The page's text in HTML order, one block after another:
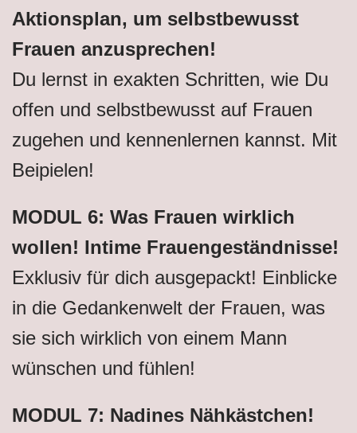
Aktionsplan, um selbstbewusst
Frauen anzusprechen!
Du lernst in exakten Schritten, wie Du
offen und selbstbewusst auf Frauen
zugehen und kennenlernen kannst. Mit
Beipielen!
MODUL 6: Was Frauen wirklich
wollen! Intime Frauengeständnisse!
Exklusiv für dich ausgepackt! Einblicke
in die Gedankenwelt der Frauen, was
sie sich wirklich von einem Mann
wünschen und fühlen!
MODUL 7: Nadines Nähkästchen!